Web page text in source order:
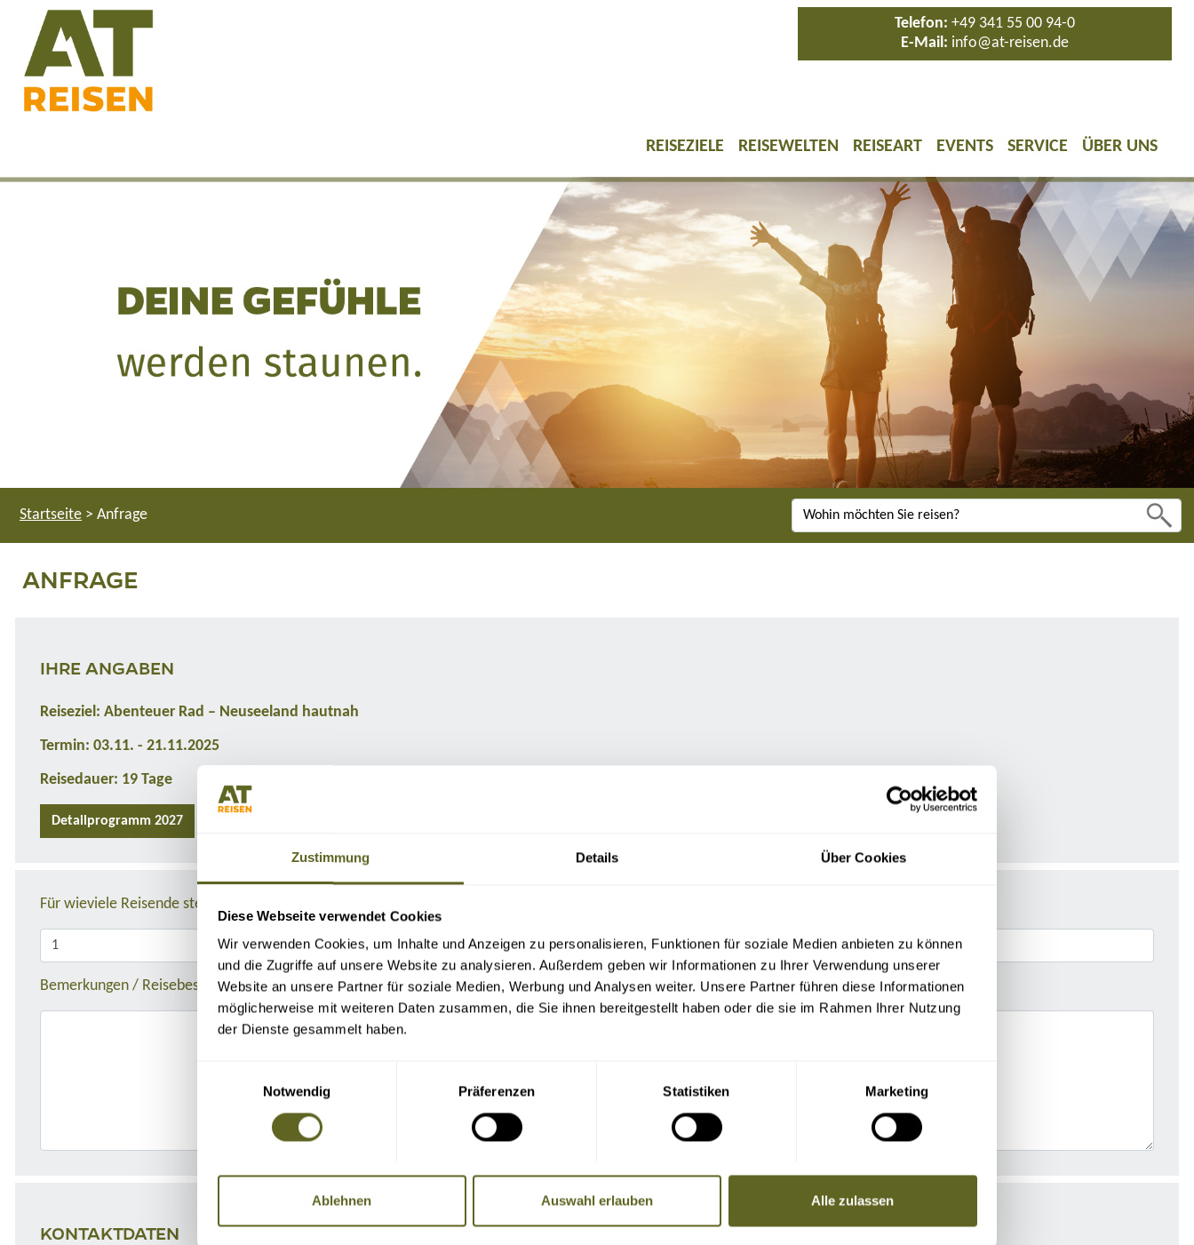
Zustimmung Details Über Cookies
Diese Webseite verwendet Cookies
Wir verwenden Cookies, um Inhalte und Anzeigen zu personalisieren, Funktionen für soziale Medien anbieten zu können
und die Zugriffe auf unsere Website zu analysieren. Außerdem geben wir Informationen zu Ihrer Verwendung unserer
Website an unsere Partner für soziale Medien, Werbung und Analysen weiter. Unsere Partner führen diese Informationen
möglicherweise mit weiteren Daten zusammen, die Sie ihnen bereitgestellt haben oder die sie im Rahmen Ihrer Nutzung
der Dienste gesammelt haben.
Notwendig
Präferenzen Statistiken Marketing
Ablehnen Auswahl erlauben Alle zulassen
Telefon: +49 341 55 00 94-0
E-Mail: info@at-reisen.de
REISEZIELE REISEWELTEN REISEART EVENTS SERVICE ÜBER UNS
Startseite > Anfrage
ANFRAGE
IHRE ANGABEN
Reiseziel: Abenteuer Rad – Neuseeland hautnah
Termin: 03.11. - 21.11.2025
Reisedauer: 19 Tage
Detailprogramm 2027
Für wieviele Reisende stellen Sie die Anfrage?
Bemerkungen / Reisebeschreibung
KONTAKTDATEN